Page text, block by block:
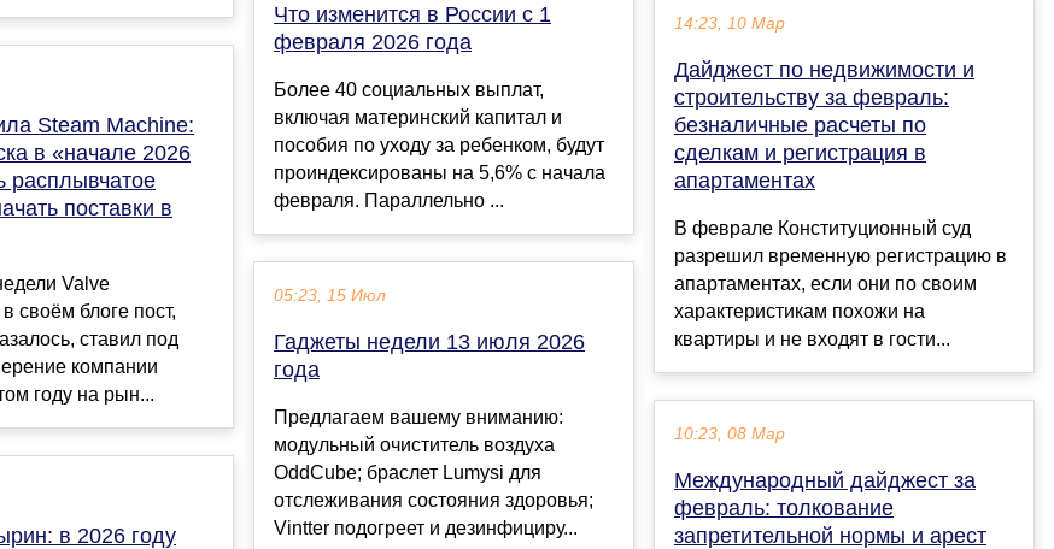
Steam Machine:
в «начале 2026
расплывчатое
поставки в
Valve
своём блоге пост,
ставил под
компании
году на рын...
в 2026 году
Что изменится в России с 1
февраля 2026 года
Более 40 социальных выплат,
включая материнский капитал и
пособия по уходу за ребенком, будут
проиндексированы на 5,6% с начала
февраля. Параллельно ...
05:23, 15 Июл
Гаджеты недели 13 июля 2026
года
Предлагаем вашему вниманию:
модульный очиститель воздуха
OddCube; браслет Lumysi для
отслеживания состояния здоровья;
Vintter подогреет и дезинфициру...
14:23, 10 Мар
Дайджест по недвижимости и
строительству за февраль:
безналичные расчеты по
сделкам и регистрация в
апартаментах
В феврале Конституционный суд
разрешил временную регистрацию в
апартаментах, если они по своим
характеристикам похожи на
квартиры и не входят в гости...
10:23, 08 Мар
Международный дайджест за
февраль: толкование
запретительной нормы и арест